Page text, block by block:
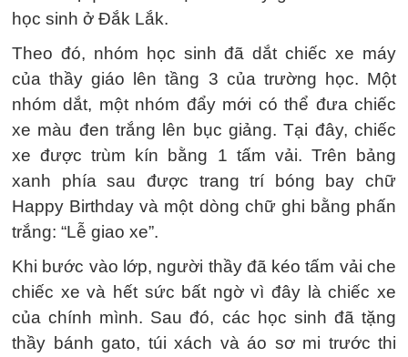
học sinh ở Đắk Lắk.
Theo đó, nhóm học sinh đã dắt chiếc xe máy
của thầy giáo lên tầng 3 của trường học. Một
nhóm dắt, một nhóm đẩy mới có thể đưa chiếc
xe màu đen trắng lên bục giảng. Tại đây, chiếc
xe được trùm kín bằng 1 tấm vải. Trên bảng
xanh phía sau được trang trí bóng bay chữ
Happy Birthday và một dòng chữ ghi bằng phấn
trắng: “Lễ giao xe”.
Khi bước vào lớp, người thầy đã kéo tấm vải che
chiếc xe và hết sức bất ngờ vì đây là chiếc xe
của chính mình. Sau đó, các học sinh đã tặng
thầy bánh gato, túi xách và áo sơ mi trước thi